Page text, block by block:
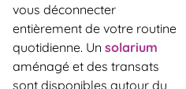
vous déconnecter
entièrement de votre routine
quotidienne. Un solarium
aménagé et des transats
sont disponibles autour du